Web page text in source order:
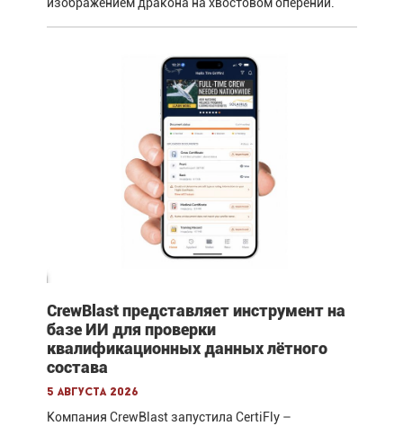
изображением дракона на хвостовом оперении.
CrewBlast представляет инструмент на
базе ИИ для проверки
квалификационных данных лётного
состава
5 августа 2026
Компания CrewBlast запустила CertiFly –